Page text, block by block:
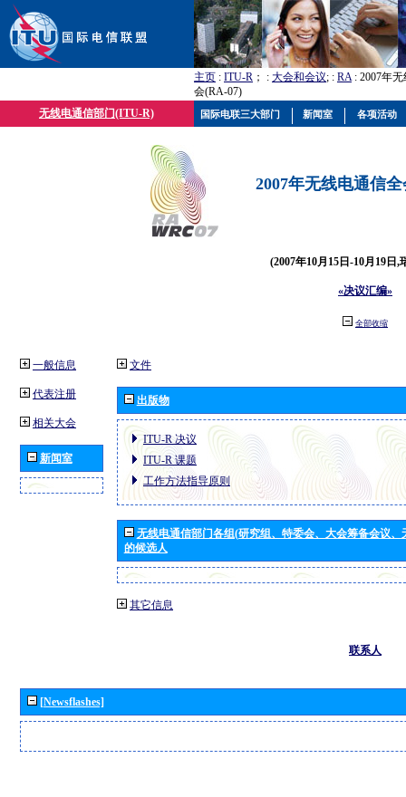
主页 : ITU-R ； : 大会和会议; : RA: 2007年
会(RA-07)
无线电通信部门(ITU-R)
2007年无线电通信
(2007年10月15日-10月19日,
«决议汇编»
全部收缩
一般信息
代表注册
相关大会
新闻室
文件
出版物
ITU-R 决议
ITU-R 课题
工作方法指导原则
无线电通信部门各组(研究组、特委会、大会筹备会议
的候选人
其它信息
联系人
[Newsflashes]
国际电联三大部门 新闻室 各项活动